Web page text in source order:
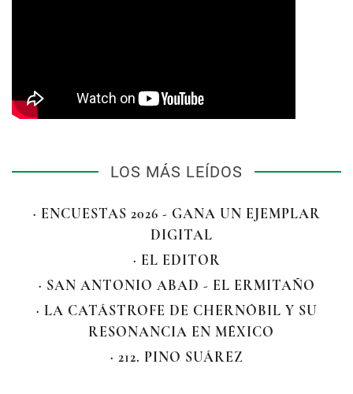
LOS MÁS LEÍDOS
· ENCUESTAS 2026 - GANA UN EJEMPLAR
DIGITAL
· EL EDITOR
· SAN ANTONIO ABAD - EL ERMITAÑO
· LA CATÁSTROFE DE CHERNÓBIL Y SU
RESONANCIA EN MÉXICO
· 212. PINO SUÁREZ